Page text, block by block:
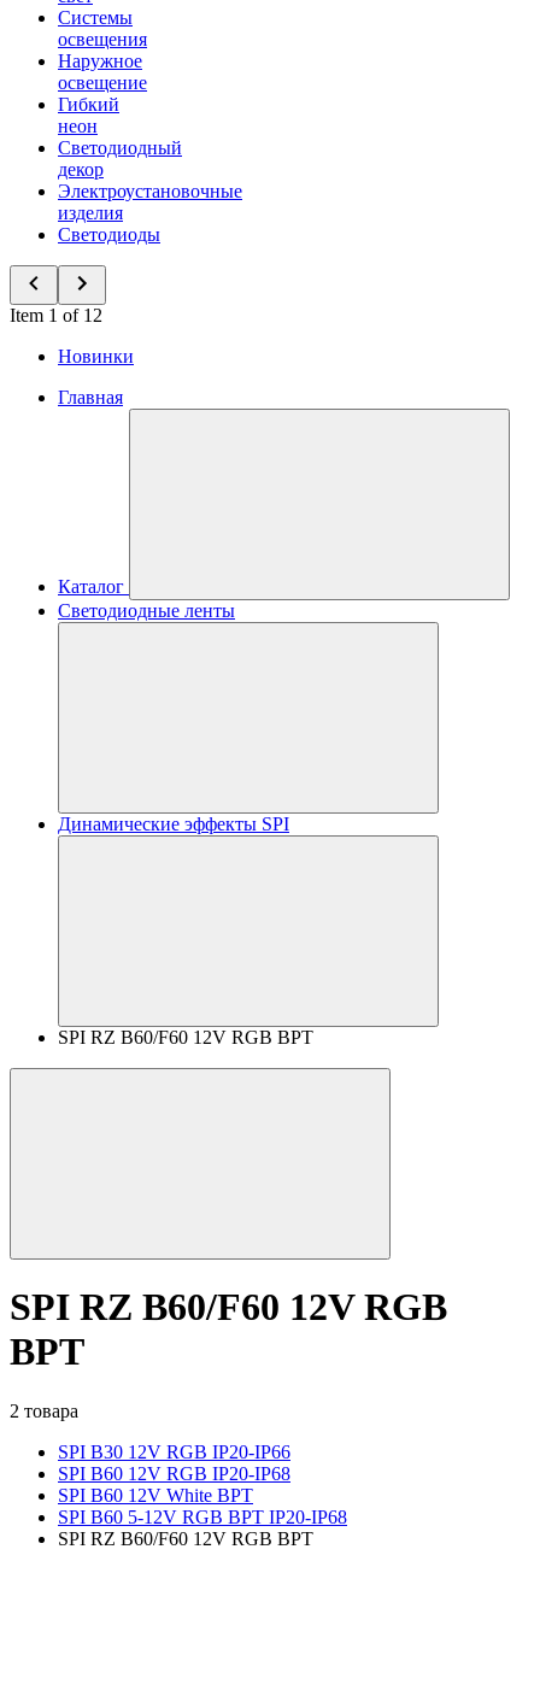
Системы
освещения
Наружное
освещение
Гибкий
неон
Светодиодный
декор
Электроустановочные
изделия
Светодиоды
Item 1 of 12
Новинки
Главная
Каталог
Светодиодные ленты
Динамические эффекты SPI
SPI RZ B60/F60 12V RGB BPT
SPI RZ B60/F60 12V RGB
BPT
2 товара
SPI B30 12V RGB IP20-IP66
SPI B60 12V RGB IP20-IP68
SPI B60 12V White BPT
SPI B60 5-12V RGB BPT IP20-IP68
SPI RZ B60/F60 12V RGB BPT